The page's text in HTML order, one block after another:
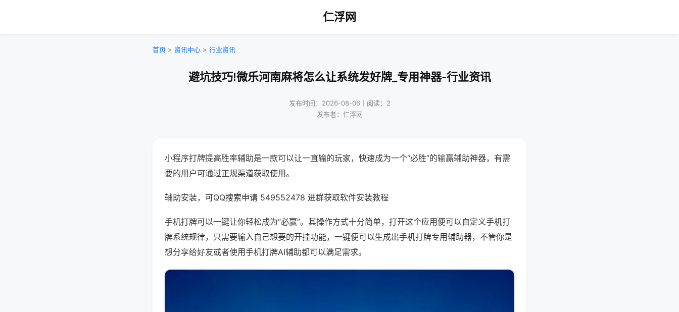
仁浮网
首页 > 资讯中心 > 行业资讯
避坑技巧!微乐河南麻将怎么让系统发好牌_专用神器-行业资讯
发布时间：2026-08-06｜阅读：2
发布者：仁浮网
小程序打牌提高胜率辅助是一款可以让一直输的玩家，快速成为一个“必胜”的输赢辅助神器，有需
要的用户可通过正规渠道获取使用。
辅助安装，可QQ搜索申请 549552478 进群获取软件安装教程
手机打牌可以一键让你轻松成为“必赢”。其操作方式十分简单，打开这个应用便可以自定义手机打
牌系统规律，只需要输入自己想要的开挂功能，一键便可以生成出手机打牌专用辅助器，不管你是
想分享给好友或者使用手机打牌AI辅助都可以满足需求。